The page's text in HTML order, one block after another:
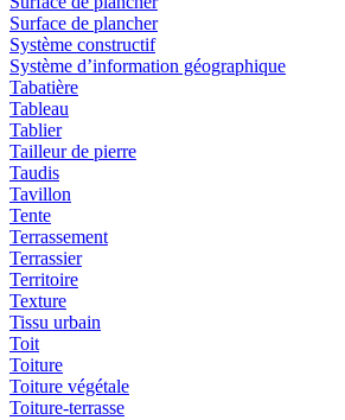
Surface de plancher
Système constructif
Système d’information géographique
Tabatière
Tableau
Tablier
Tailleur de pierre
Taudis
Tavillon
Tente
Terrassement
Terrassier
Territoire
Texture
Tissu urbain
Toit
Toiture
Toiture végétale
Toiture-terrasse